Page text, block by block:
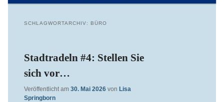
SCHLAGWORTARCHIV: BÜRO
Stadtradeln #4: Stellen Sie
sich vor…
Veröffentlicht am 30. Mai 2026 von Lisa
Springborn